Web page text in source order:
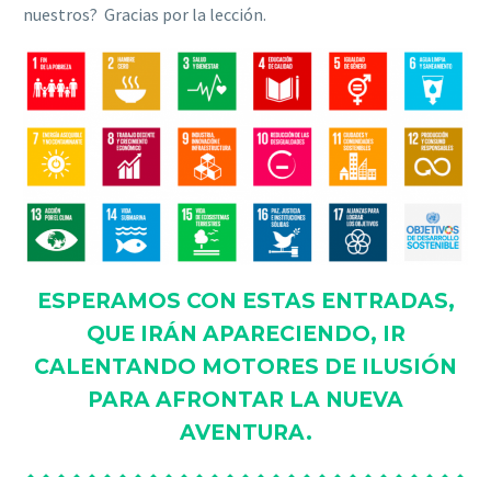
nuestros? Gracias por la lección.
ESPERAMOS CON ESTAS ENTRADAS,
QUE IRÁN APARECIENDO, IR
CALENTANDO MOTORES DE ILUSIÓN
PARA AFRONTAR LA NUEVA
AVENTURA.